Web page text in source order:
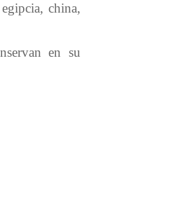
china,
en su